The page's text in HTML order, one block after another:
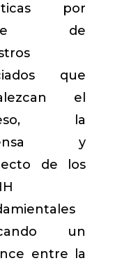
por
de
que
el
la
y
de los
un
entre la